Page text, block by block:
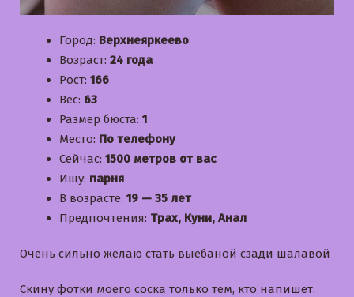
Город: Верхнеяркеево
Возраст: 24 года
Рост: 166
Вес: 63
Размер бюста: 1
Место: По телефону
Сейчас: 1500 метров от вас
Ищу: парня
В возрасте: 19 — 35 лет
Предпочтения: Трах, Куни, Анал
Очень сильно желаю стать выебаной сзади шалавой
Скину фотки моего соска только тем, кто напишет.